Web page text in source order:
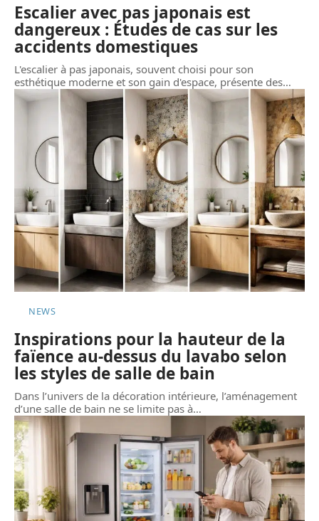
Escalier avec pas japonais est
dangereux : Études de cas sur les
accidents domestiques
L'escalier à pas japonais, souvent choisi pour son
esthétique moderne et son gain d'espace, présente des…
NEWS
Inspirations pour la hauteur de la
faïence au-dessus du lavabo selon
les styles de salle de bain
Dans l’univers de la décoration intérieure, l’aménagement
d’une salle de bain ne se limite pas à…